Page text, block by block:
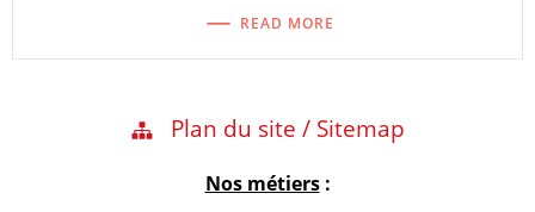
READ MORE
Plan du site / Sitemap
Nos métiers: